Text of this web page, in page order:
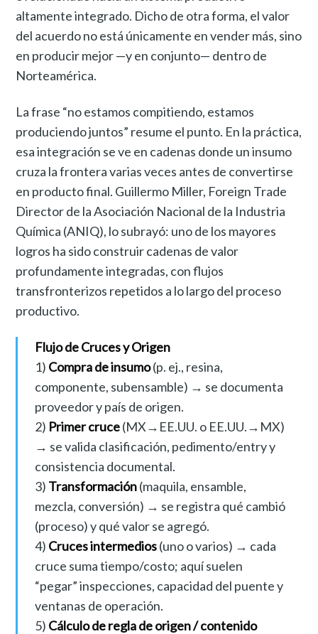
altamente integrado. Dicho de otra forma, el valor
del acuerdo no está únicamente en vender más, sino
en producir mejor —y en conjunto— dentro de
Norteamérica.
La frase “no estamos compitiendo, estamos
produciendo juntos” resume el punto. En la práctica,
esa integración se ve en cadenas donde un insumo
cruza la frontera varias veces antes de convertirse
en producto final. Guillermo Miller, Foreign Trade
Director de la Asociación Nacional de la Industria
Química (ANIQ), lo subrayó: uno de los mayores
logros ha sido construir cadenas de valor
profundamente integradas, con flujos
transfronterizos repetidos a lo largo del proceso
productivo.
Flujo de Cruces y Origen
1) Compra de insumo(p. ej., resina,
componente, subensamble) → se documenta
proveedor y país de origen.
2) Primer cruce(MX→EE.UU. o EE.UU.→MX)
→ se valida clasificación, pedimento/entry y
consistencia documental.
3) Transformación(maquila, ensamble,
mezcla, conversión) → se registra qué cambió
(proceso) y qué valor se agregó.
4) Cruces intermedios(uno o varios) → cada
cruce suma tiempo/costo; aquí suelen
“pegar” inspecciones, capacidad del puente y
ventanas de operación.
5) Cálculo de regla de origen / contenido